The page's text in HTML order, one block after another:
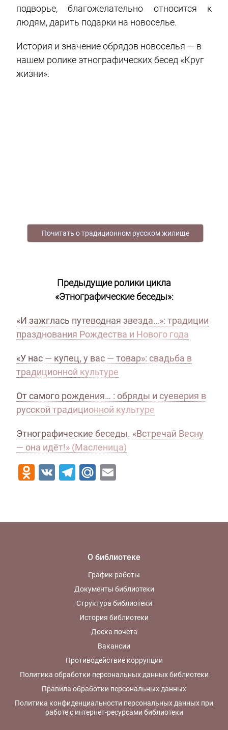
подворье, благожелательно относится к
людям, дарить подарки на новоселье.
История и значение обрядов новоселья — в
нашем ролике этнографических бесед «Круг
жизни».
Почитать о традиционном русском жилище
Предыдущие ролики цикла
«Этнографические беседы»:
«И зажглась путеводная звезда…»: традиции
празднования Рождества и Нового года
«У нас — купец, у вас — товар»: свадьба в
традиционной культуре
От самого рождения… : обряды и суеверия в
русской традиционной культуре
Этнографические беседы. «Встречай Весну
— она идёт!» (Масленица)
Odnoklassniki
VK Telegram
Mail.Ru
О библиотеке
График работы
Документы библиотеки
Структура библиотеки
История библиотеки
Доска почета
Вакансии
Противодействие коррупции
Политика обработки персональных данных библиотеки
Правила обработки персональных данных
Политика конфиденциальности персональных данных при
работе с интернет-ресурсами библиотеки